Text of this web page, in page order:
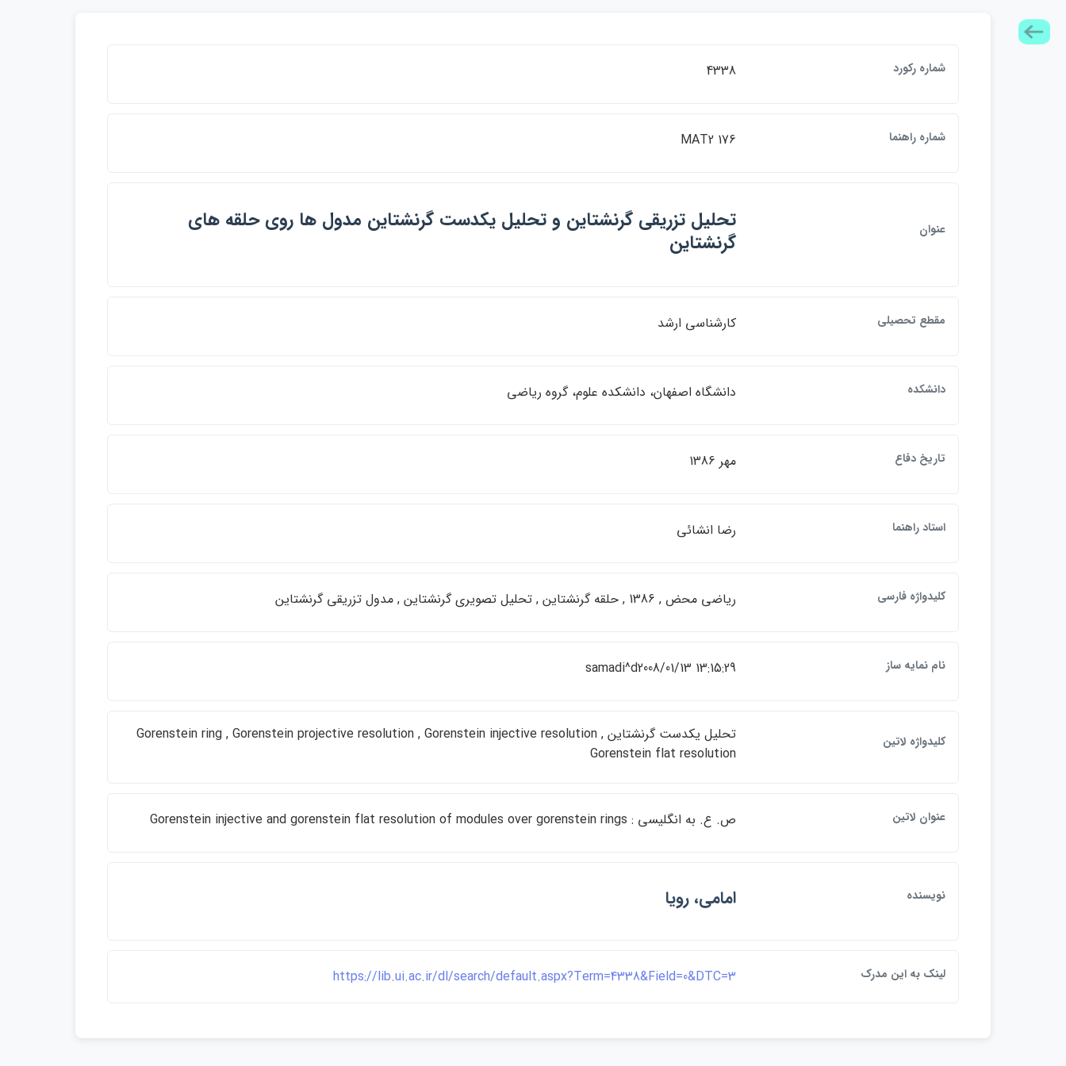
شماره ركورد 4338
شماره راهنما MAT2 176
عنوان
تحليل تزريقي گرنشتاين و تحليل يكدست گرنشتاين مدول ها روي حلقه هاي
گرنشتاين
مقطع تحصيلي كارشناسي ارشد
دانشكده دانشگاه اصفهان، دانشكده علوم، گروه رياضي
تاريخ دفاع مهر 1386
استاد راهنما رضا انشائي
كليدواژه فارسي رياضي محض , 1386 , حلقه گرنشتاين , تحليل تصويري گرنشتاين , مدول تزريقي گرنشتاين
نام نمايه ساز samadi^d2008/01/13 13:15:29
كليدواژه لاتين
تحليل يكدست گرنشتاين Gorenstein ring , Gorenstein projective resolution , Gorenstein injective resolution ,
Gorenstein flat resolution
عنوان لاتين ص. ع. به انگليسي : Gorenstein injective and gorenstein flat resolution of modules over gorenstein rings
نويسنده امامي، رويا
لينک به اين مدرک https://lib.ui.ac.ir/dl/search/default.aspx?Term=4338&Field=0&DTC=3